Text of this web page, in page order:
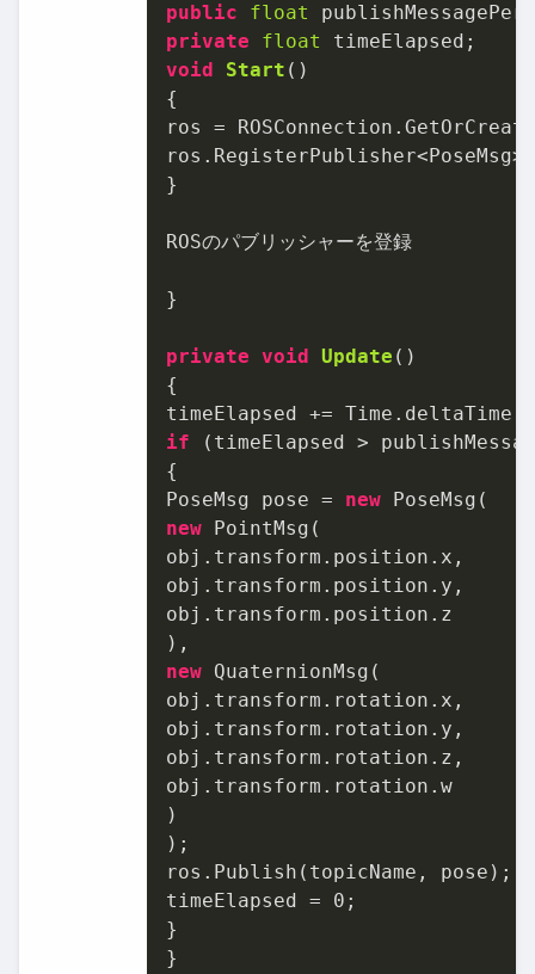
public
float
private
float
void
Start ()
{
ros =
}
ROSのパブリッシャーを登録
}
private void Update ()
{
if (timeElapsed >
{
PoseMsg pose = new
new PointMsg(
obj.transform.position.x,
obj.transform.position.y,
obj.transform.position.z
new QuaternionMsg(
obj.transform.rotation.x,
obj.transform.rotation.y,
obj.transform.rotation.z,
obj.transform.rotation.w
)
);
ros.Publish(topicName, pose);
timeElapsed = 0 ;
}
}